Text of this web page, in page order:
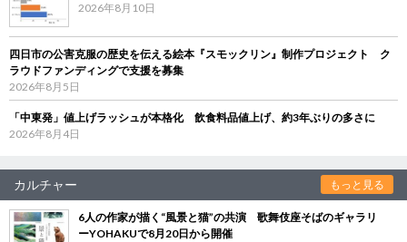
2026年8月10日
四日市の公害克服の歴史を伝える絵本『スモックリン』制作プロジェクト ク
ラウドファンディングで支援を募集
2026年8月5日
「中東発」値上げラッシュが本格化 飲食料品値上げ、約3年ぶりの多さに
2026年8月4日
カルチャー もっと見る
6人の作家が描く“風景と猫”の共演 歌舞伎座そばのギャラリ
ーYOHAKUで8月20日から開催